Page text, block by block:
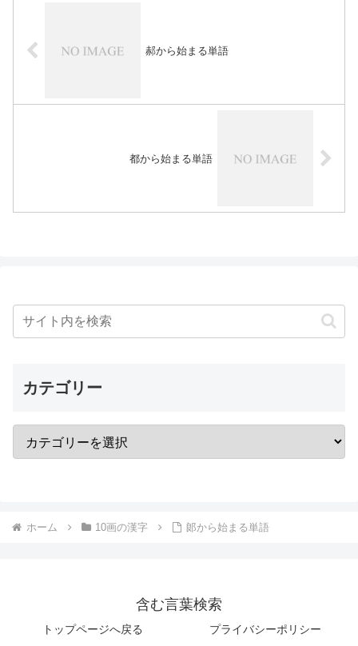
郝から始まる単語
都から始まる単語
カテゴリー
ホーム 10画の漢字 郞から始まる単語
含む言葉検索
トップページへ戻る プライバシーポリシー